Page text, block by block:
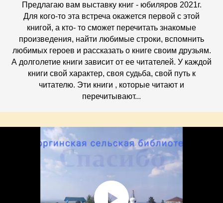
Предлагаю вам выставку книг - юбиляров 2021г.
Для кого-то эта встреча окажется первой с этой
книгой, а кто- то сможет перечитать знакомые
произведения, найти любимые строки, вспомнить
любимых героев и рассказать о книге своим друзьям.
А долголетие книги зависит от ее читателей. У каждой
книги свой характер, своя судьба, свой путь к
читателю. Эти книги , которые читают и
перечитывают...